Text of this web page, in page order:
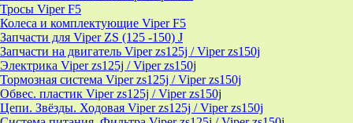
Тросы Viper F5
Колеса и комплектующие Viper F5
Запчасти для Viper ZS (125 -150) J
Запчасти на двигатель Viper zs125j / Viper zs150j
Электрика Viper zs125j / Viper zs150j
Тормозная система Viper zs125j / Viper zs150j
Обвес. пластик Viper zs125j / Viper zs150j
Цепи. Звёзды. Ходовая Viper zs125j / Viper zs150j